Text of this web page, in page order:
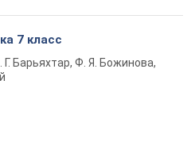
7 класс
Г. Барьяхтар, Ф. Я. Божинова,